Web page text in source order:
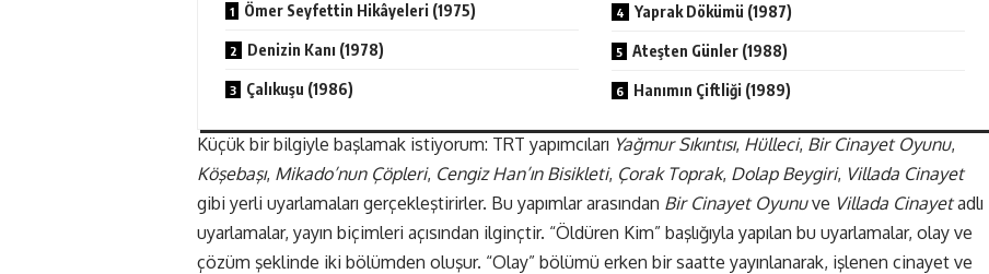
Ömer Seyfettin Hikâyeleri (1975)
Denizin Kanı (1978)
Çalıkuşu (1986)
Yaprak Dökümü (1987)
Ateşten Günler (1988)
Hanımın Çiftliği (1989)
Küçük bir bilgiyle başlamak istiyorum: TRT yapımcıları Yağmur Sıkıntısı, Hülleci, Bir Cinayet Oyunu,
Köşebaşı, Mikado’nun Çöpleri, Cengiz Han’ın Bisikleti, Çorak Toprak, Dolap Beygiri, Villada Cinayet
gibi yerli uyarlamaları gerçekleştirirler. Bu yapımlar arasından Bir Cinayet Oyunuve Villada Cinayetadlı
uyarlamalar, yayın biçimleri açısından ilginçtir. “Öldüren Kim” başlığıyla yapılan bu uyarlamalar, olay ve
çözüm şeklinde iki bölümden oluşur. “Olay” bölümü erken bir saatte yayınlanarak, işlenen cinayet ve